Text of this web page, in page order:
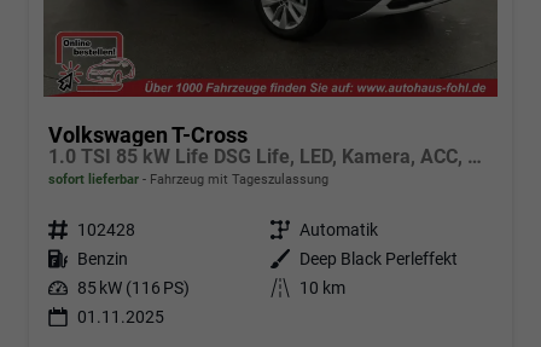
Volkswagen T-Cross
1.0 TSI 85 kW Life DSG Life, LED, Kamera, ACC, Side, Winter, 17-Zoll, 3-J. Garantie
sofort lieferbar Fahrzeug mit Tageszulassung
Fahrzeugnr. 102428 Getriebe Automatik
Kraftstoff Benzin Außenfarbe
Deep Black Perleffekt
Leistung 85 kW (116 PS) Kilometerstand
10 km
01.11.2025